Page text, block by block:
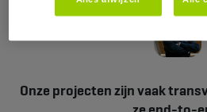
Onze projecten zijn vaak